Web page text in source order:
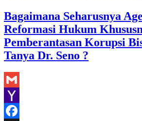
Bagaimana Seharusnya
Reformasi Hukum
Pemberantasan Korupsi
Tanya Dr. Seno ?
Gmail
Yahoo